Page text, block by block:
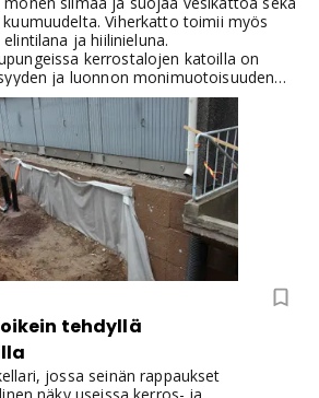
Viherkatto toimii myös
ja hiilinieluna.
kerrostalojen katoilla on
ja luonnon monimuotoisuuden
lisää elintilaa elintärkeille pölyttäjille ja
asukkaille ne tarjoavat
ja hyötyviljelmiä.
tehdyllä
jossa seinän rappaukset